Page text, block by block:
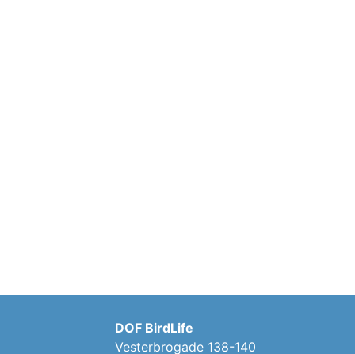
DOF BirdLife
Vesterbrogade 138-140